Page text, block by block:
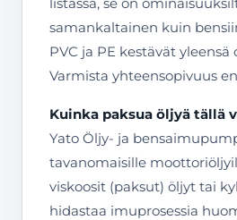
samankaltainen kuin
PVC ja PE kestävät yleensä
Varmista yhteensopivuus
Kuinka paksua öljyä tällä
Yato Öljy- ja
tavanomaisille
viskoosit (paksut) öljyt tai
hidastaa imuprosessia